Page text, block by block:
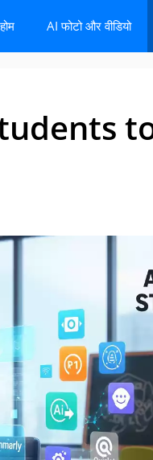
AI फोटो और वीडियो